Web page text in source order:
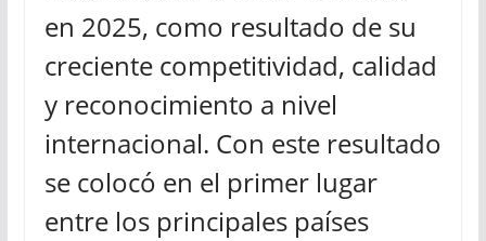
en 2025, como resultado de su
creciente competitividad, calidad
y reconocimiento a nivel
internacional. Con este resultado
se colocó en el primer lugar
entre los principales países